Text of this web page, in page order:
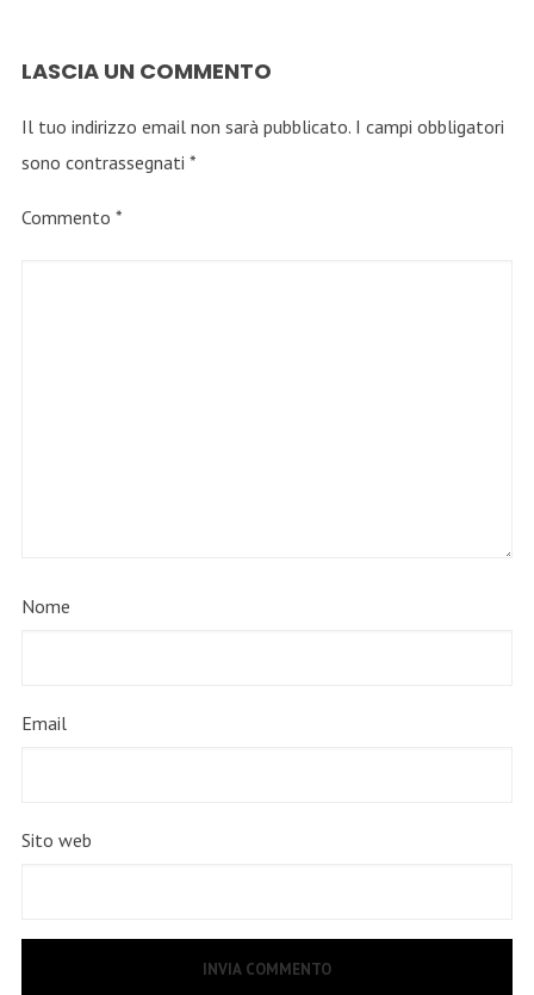
LASCIA UN COMMENTO
Il tuo indirizzo email non sarà pubblicato. I campi obbligatori
sono contrassegnati *
Commento *
Nome
Email
Sito web